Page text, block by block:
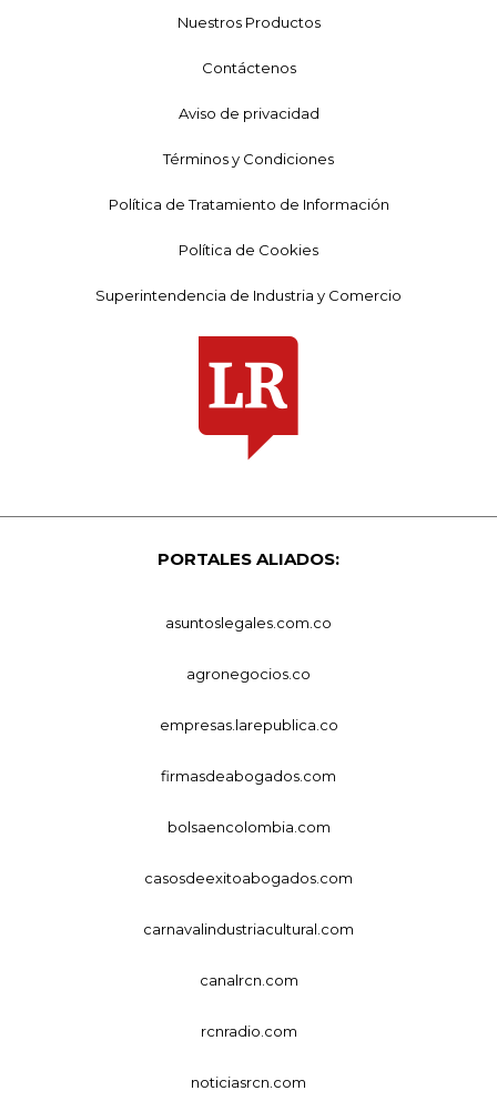
Nuestros Productos
Contáctenos
Aviso de privacidad
Términos y Condiciones
Política de Tratamiento de Información
Política de Cookies
Superintendencia de Industria y Comercio
PORTALES ALIADOS:
asuntoslegales.com.co
agronegocios.co
empresas.larepublica.co
firmasdeabogados.com
bolsaencolombia.com
casosdeexitoabogados.com
carnavalindustriacultural.com
canalrcn.com
rcnradio.com
noticiasrcn.com